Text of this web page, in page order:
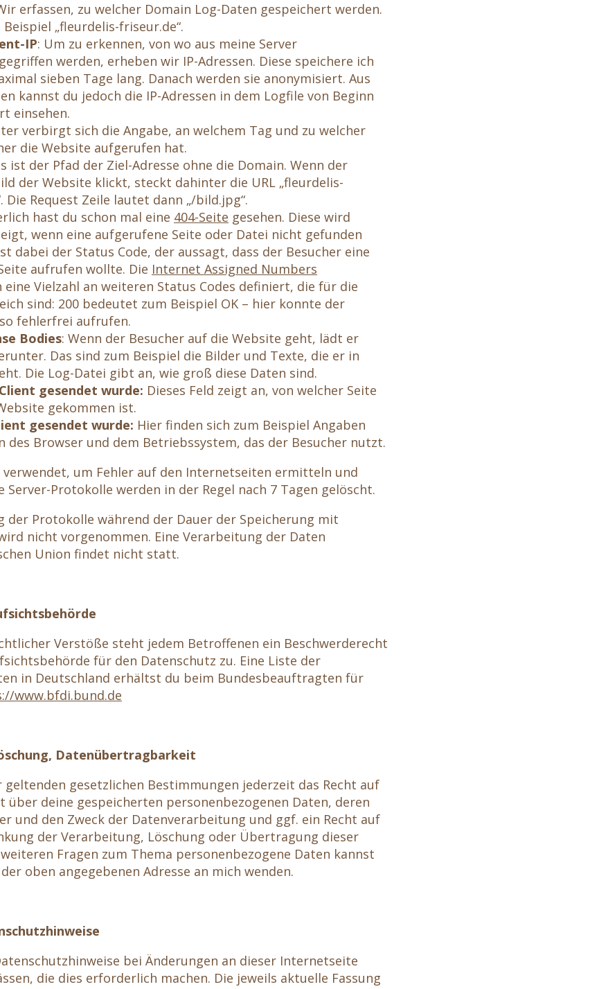
erfassen, zu welcher Domain Log-Daten gespeichert werden.
„fleurdelis-friseur.de“.
IP: Um zu erkennen, von wo aus meine Server
werden, erheben wir IP-Adressen. Diese speichere ich
sieben Tage lang. Danach werden sie anonymisiert. Aus
kannst du jedoch die IP-Adressen in dem Logfile von Beginn
einsehen.
verbirgt sich die Angabe, an welchem Tag und zu welcher
die Website aufgerufen hat.
ist der Pfad der Ziel-Adresse ohne die Domain. Wenn der
der Website klickt, steckt dahinter die URL „fleurdelis-
Request Zeile lautet dann „/bild.jpg“.
hast du schon mal eine 404-Seite gesehen. Diese wird
wenn eine aufgerufene Seite oder Datei nicht gefunden
dabei der Status Code, der aussagt, dass der Besucher eine
aufrufen wollte. Die Internet Assigned Numbers
eine Vielzahl an weiteren Status Codes definiert, die für die
sind: 200 bedeutet zum Beispiel OK – hier konnte der
fehlerfrei aufrufen.
Bodies: Wenn der Besucher auf die Website geht, lädt er
Das sind zum Beispiel die Bilder und Texte, die er in
Die Log-Datei gibt an, wie groß diese Daten sind.
gesendet wurde: Dieses Feld zeigt an, von welcher Seite
gekommen ist.
gesendet wurde: Hier finden sich zum Beispiel Angaben
des Browser und dem Betriebssystem, das der Besucher nutzt.
verwendet, um Fehler auf den Internetseiten ermitteln und
Server-Protokolle werden in der Regel nach 7 Tagen gelöscht.
der Protokolle während der Dauer der Speicherung mit
nicht vorgenommen. Eine Verarbeitung der Daten
Union findet nicht statt.
Verstöße steht jedem Betroffenen ein Beschwerderecht
für den Datenschutz zu. Eine Liste der
in Deutschland erhältst du beim Bundesbeauftragten für
www.bfdi.bund.de
Datenübertragbarkeit
geltenden gesetzlichen Bestimmungen jederzeit das Recht auf
über deine gespeicherten personenbezogenen Daten, deren
und den Zweck der Datenverarbeitung und ggf. ein Recht auf
der Verarbeitung, Löschung oder Übertragung dieser
Fragen zum Thema personenbezogene Daten kannst
oben angegebenen Adresse an mich wenden.
bei Änderungen an dieser Internetseite
die dies erforderlich machen. Die jeweils aktuelle Fassung